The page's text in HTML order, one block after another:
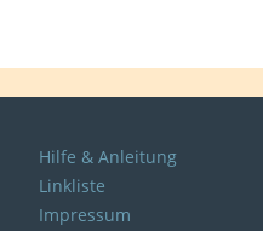
Hilfe & Anleitung
Linkliste
Impressum